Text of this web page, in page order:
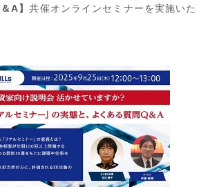
A】共催オンラインセミナーを実施いた